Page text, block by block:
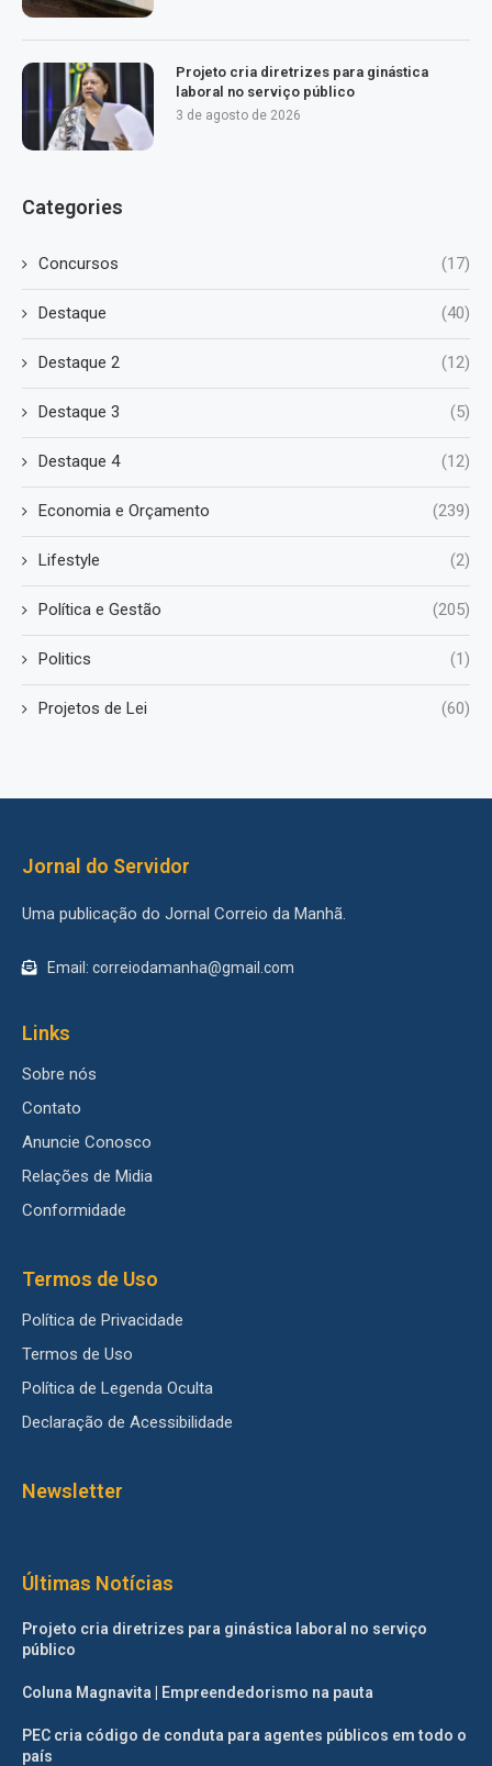
Projeto cria diretrizes para ginástica
laboral no serviço público
3 de agosto de 2026
Categories
Concursos (17)
Destaque (40)
Destaque 2 (12)
Destaque 3 (5)
Destaque 4 (12)
Economia e Orçamento (239)
Lifestyle (2)
Política e Gestão (205)
Politics (1)
Projetos de Lei (60)
Jornal do Servidor
Uma publicação do Jornal Correio da Manhã.
Email: correiodamanha@gmail.com
Links
Sobre nós
Contato
Anuncie Conosco
Relações de Midia
Conformidade
Termos de Uso
Política de Privacidade
Termos de Uso
Política de Legenda Oculta
Declaração de Acessibilidade
Newsletter
Últimas Notícias
Projeto cria diretrizes para ginástica laboral no serviço
público
Coluna Magnavita | Empreendedorismo na pauta
PEC cria código de conduta para agentes públicos em todo o
país